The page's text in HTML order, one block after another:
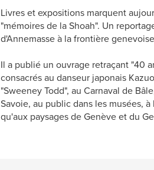
Livres et expositions marquent
"mémoires de la Shoah". Un
d'Annemasse à la frontière genevoise
Il a publié un ouvrage retraçant "40
consacrés au danseur japonais
"Sweeney Todd", au Carnaval de
Savoie, au public dans les musées,
qu'aux paysages de Genève et du